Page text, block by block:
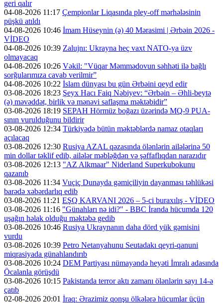
geri qalır
04-08-2026 11:17 Çempionlar Liqasında pley-off mərhələsinin
püşkü atıldı
04-08-2026 10:46 İmam Hüseynin (ə) 40 Mərasimi | Ərbəin 2026 -
VİDEO
04-08-2026 10:39 Zalujnı: Ukrayna heç vaxt NATO-ya üzv
olmayacaq
04-08-2026 10:26 Vəkil: "Vüqar Məmmədovun səhhəti ilə bağlı
sorğularımıza cavab verilmir”
04-08-2026 10:22 İslam dünyası bu gün Ərbəini qeyd edir
03-08-2026 18:23 Şeyx Hacı Faiq Nəbiyev: “Ərbəin – Əhli-beytə
(ə) məvəddət, birlik və mənəvi saflaşma məktəbidir”
03-08-2026 18:19 SEPAH Hörmüz boğazı üzərində MQ-9 PUA-
sının vurulduğunu bildirir
03-08-2026 12:34 Türkiyədə bütün məktəblərdə namaz otaqları
açılacaq
03-08-2026 12:30 Rusiya AZAL qəzasında ölənlərin ailələrinə 50
min dollar təklif edib, ailələr məbləğdən və şəffaflıqdan narazıdır
03-08-2026 12:13 "AZ Alkmaar" Niderland Superkubokunu
qazanıb
03-08-2026 11:34 Vuçiç Dunayda gəmiçiliyin dayanması təhlükəsi
barədə xəbərdarlıq edib
03-08-2026 11:21 EŞQ KARVANI 2026 – 5-ci buraxılış - VİDEO
03-08-2026 11:16 "Günahları nə idi?" - BBC İranda hücumda 120
uşağın həlak olduğu məktəbə gedib
03-08-2026 10:46 Rusiya Ukraynanın daha dörd yük gəmisini
vurdu
03-08-2026 10:39 Petro Netanyahunu Seutadakı qeyri-qanuni
miqrasiyada günahlandırıb
03-08-2026 10:24 DEM Partiyası nümayəndə heyəti İmralı adasında
Öcalanla görüşdü
03-08-2026 10:15 Pakistanda terror aktı zamanı ölənlərin sayı 14-ə
çatıb
02-08-2026 20:01 İraq: Ərazimiz qonşu ölkələrə hücumlar üçün